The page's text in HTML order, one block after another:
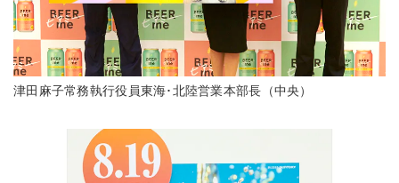
津田麻子常務執行役員東海･北陸営業本部長（中央）